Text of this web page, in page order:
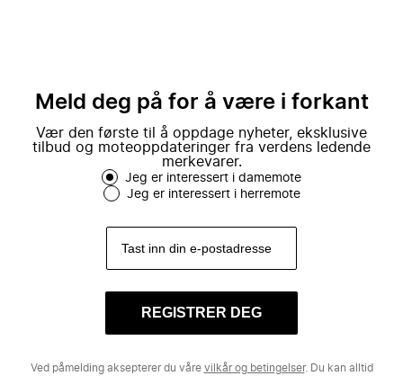
Meld deg på for å være i forkant
Vær den første til å oppdage nyheter, eksklusive
tilbud og moteoppdateringer fra verdens ledende
merkevarer.
Jeg er interessert i damemote
Jeg er interessert i herremote
REGISTRER DEG
Ved påmelding aksepterer du våre vilkår og betingelser. Du kan alltid